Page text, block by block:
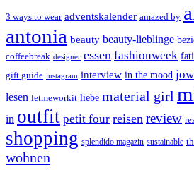
3 ways to wear adventskalender amazed by
antonia beauty beauty-lieblinge
coffeebreak designer essen fashionweek
gift guide instagram interview in the mood
lesen letmeworkit liebe material girl
in outfit petit four reisen review
shopping splendido magazin sustainable
wohnen